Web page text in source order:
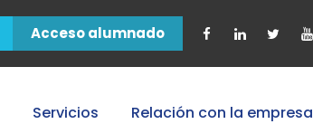
Acceso alumnado
Servicios Relación con la empresa